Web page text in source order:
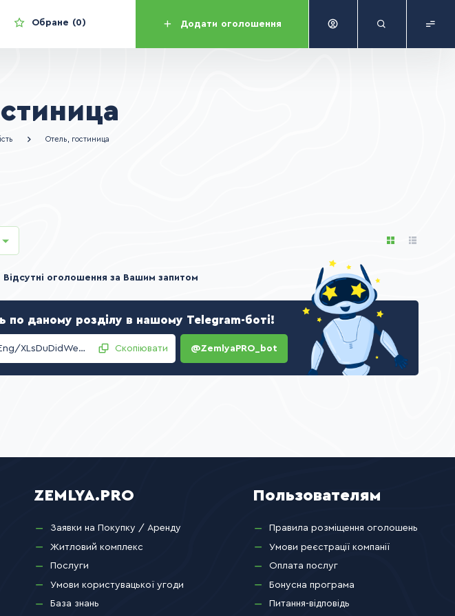
Обране 0 Додати оголошення
Отель, гостиница
Відсутні оголошення за Вашим запитом
по даному розділу в нашому Telegram-боті!
VTccERqlBhaXAfUW3Y8LanxkV0/8nKfDboFEng/XLsDuDidWeur7Ind9cZNy/YeYzDZXpVbSeEE6OO5IL2uOnQ== Скопіювати @ZemlyaPRO_bot
ZEMLYA.PRO
Заявки на Покупку / Аренду
Житловий комплекс
Послуги
Умови користувацької угоди
База знань
Пользователям
Правила розміщення оголошень
Умови реєстрації компанії
Оплата послуг
Бонусна програма
Питання-відповідь